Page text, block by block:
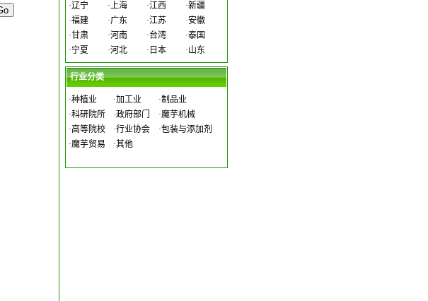
·辽宁 ·上海 ·江西 ·新疆
·福建 ·广东 ·江苏 ·安徽
·甘肃 ·河南 ·台湾 ·泰国
·宁夏 ·河北 · 日本 ·山东
行业分类
·种植业 ·加工业 ·制品业
·科研院所 ·政府部门 ·魔芋机械
·高等院校 ·行业协会 ·包装与添加剂
·魔芋贸易 ·其他